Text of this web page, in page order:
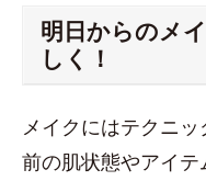
明日からのメ
しく！
メイクにはテクニ
前の肌状態やアイ